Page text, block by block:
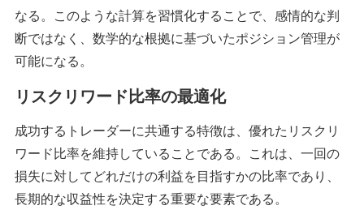
なる。このような計算を習慣化することで、感情的な判
断ではなく、数学的な根拠に基づいたポジション管理が
可能になる。
リスクリワード比率の最適化
成功するトレーダーに共通する特徴は、優れたリスクリ
ワード比率を維持していることである。これは、一回の
損失に対してどれだけの利益を目指すかの比率であり、
長期的な収益性を決定する重要な要素である。